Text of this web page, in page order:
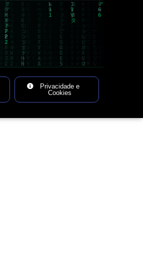
Privacidade e
Cookies